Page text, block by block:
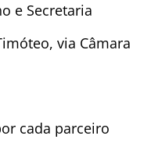
e Secretaria
via Câmara
cada parceiro